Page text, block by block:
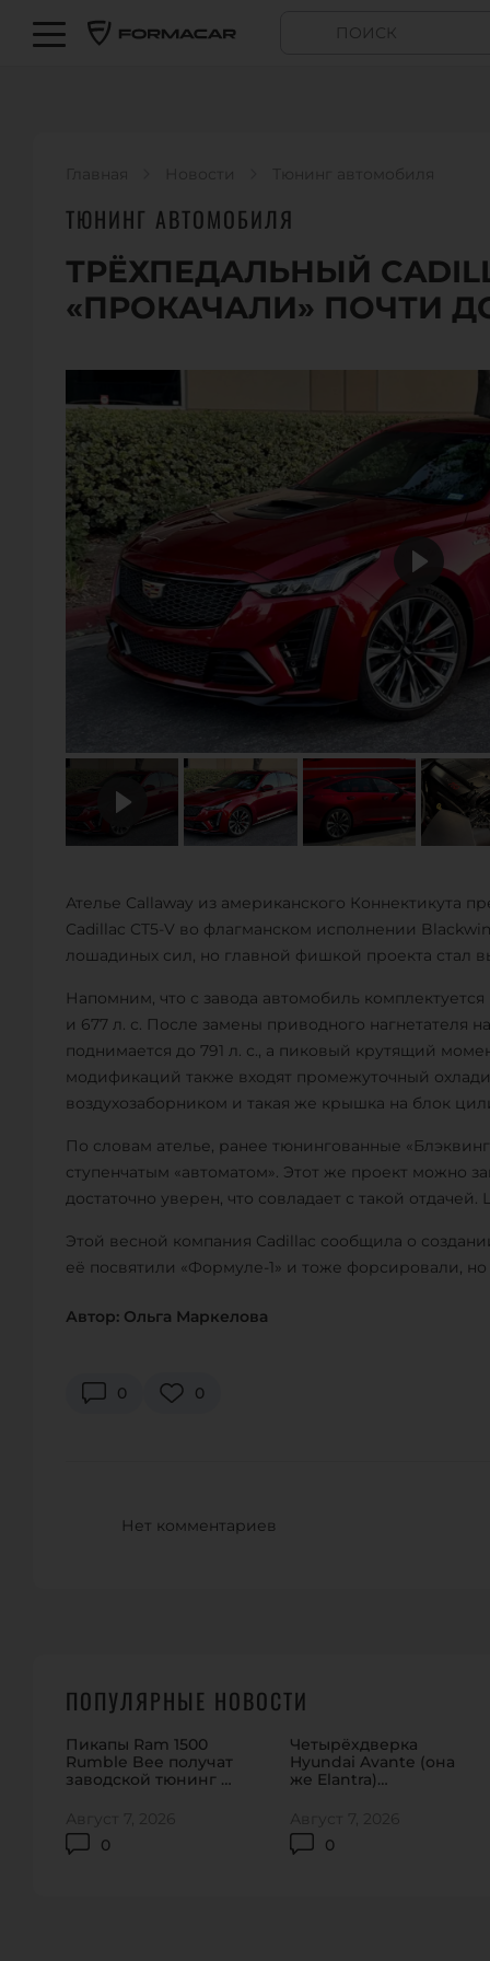
Главная Новости Тюнинг автомобиля
ТЮНИНГ АВТОМОБИЛЯ
ТРЁХПЕДАЛЬНЫЙ
«ПРОКАЧАЛИ» ПОЧТИ
Ателье Callaway из американского Коннектикута
Cadillac CT5-V во флагманском исполнении
лошадиных сил, но главной фишкой проекта стал
Напомним, что с завода автомобиль
и 677 л. с. После замены приводного нагнетателя
поднимается до 791 л. с., а пиковый крутящий
модификаций также входят промежуточный
воздухозаборником и такая же крышка на блок
По словам ателье, ранее тюнингованные
ступенчатым «автоматом». Этот же проект можно
достаточно уверен, что совладает с такой
Этой весной компания Cadillac сообщила о
её посвятили «Формуле-1» и тоже форсировали, но
Автор: Ольга Маркелова
0 0
Нет комментариев
ПОПУЛЯРНЫЕ НОВОСТИ
Пикапы Ram 1500
Rumble Bee получат
заводской тюнинг на
0
Август 7, 2026
Четырёхдверка
Hyundai Avante (она
же Elantra)
0
Август 7, 2026